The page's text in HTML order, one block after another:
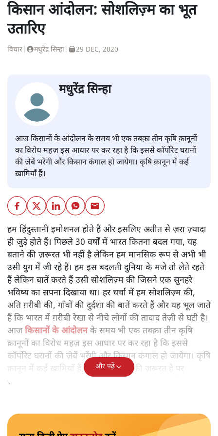
किसान आंदोलन: सोशलिज़्म का भूत
उतारिए
विचार मधुरेंद्र सिन्हा 29 DEC, 2020
मधुरेंद्र सिन्हा
आज किसानों के आंदोलन के समय भी एक तबक़ा तीन कृषि क़ानूनों
का विरोध महज़ इस आधार पर कर रहा है कि इससे कॉर्पोरेट घरानों
की ज़ेबें भरेंगी और किसान कंगाल हो जायेगा। कृषि क़ानून में कई
ख़ामियाँ हैं।
हम हिंदुस्तानी इमोशनल होते हैं और इसलिए अतीत से ज़रा ज़्यादा
ही जुड़े होते हैं। पिछले 30 वर्षों में भारत कितना बदल गया, यह
बताने की ज़रूरत भी नहीं है लेकिन हम मानसिक रूप से अभी भी
उसी युग में जी रहे हैं। हम इस बदलती दुनिया के मजे तो लेते रहते
अति ग़रीबी की, गाँवों की दुर्दशा की बातें करते हैं और यह भूल जाते
हैं कि भारत में ग़रीबी रेखा से नीचे लोगों की तादाद तेज़ी से घटी है।